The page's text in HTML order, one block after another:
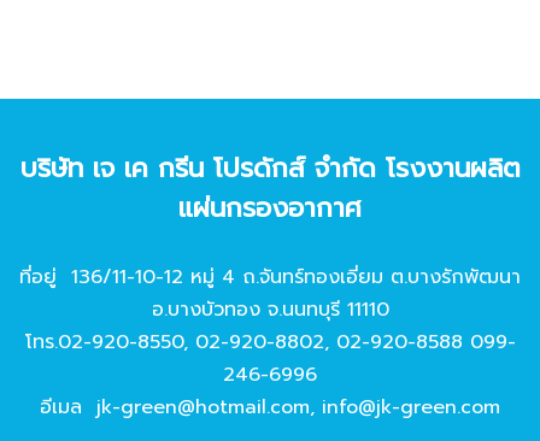
บริษัท เจ เค กรีน โปรดักส์ จํากัด โรงงานผลิต
แผ่นกรองอากาศ
ที่อยู่ 136/11-10-12 หมู่ 4 ถ.จันทร์ทองเอี่ยม ต.บางรักพัฒนา
อ.บางบัวทอง จ.นนทบุรี 11110
โทร.02-920-8550, 02-920-8802, 02-920-8588 099-
246-6996
อีเมล jk-green@hotmail.com, info@jk-green.com